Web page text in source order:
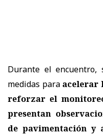
Durante el encuentro,
medidas para acelerar
reforzar el
presentan
de pavimentación y